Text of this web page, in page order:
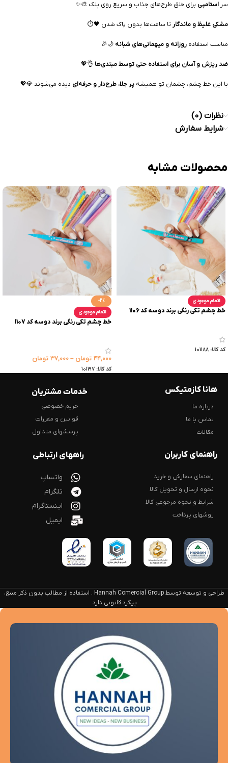
سر استامپی برای خلق طرح‌های جذاب و سریع روی پلک 🎨✨
مشکی غلیظ و ماندگار تا ساعت‌ها بدون پاک شدن 🖤⏱️
مناسب استفاده روزانه و میهمانی‌های شبانه 🌙🎉
ضد ریزش و آسان برای استفاده حتی توسط مبتدی‌ها 👌💖
با این خط چشم، چشمان تو همیشه پر جلا، طرح‌دار و حرفه‌ای دیده می‌شوند 💎💖
نظرات (0)
شرایط سفارش
محصولات مشابه
اتمام موجودی
خط چشم تکی رنگی برند دوسه کد 1106
کد کالا: 101188
-2%
اتمام موجودی
خط چشم تکی رنگی برند دوسه کد 1107
۴۴,۰۰۰ تومان –۳۷,۰۰۰ تومان
کد کالا: 101197
هانا کازمتیکس
درباره ما
تماس با ما
مقالات
خدمات مشتریان
حریم خصوصی
قوانین و مقررات
پرسشهای متداول
راهنمای کاربران
راهنمای سفارش و خرید
نحوه ارسال و تحویل کالا
شرایط و نحوه مرجوعی کالا
روشهای پرداخت
راههای ارتباطی
واتساپ
تلگرام
اینستاگرام
ایمیل
طراحی و توسعه توسط Hannah Comercial Group . استفاده از مطالب بدون ذکر منبع،
پیگرد قانونی دارد.